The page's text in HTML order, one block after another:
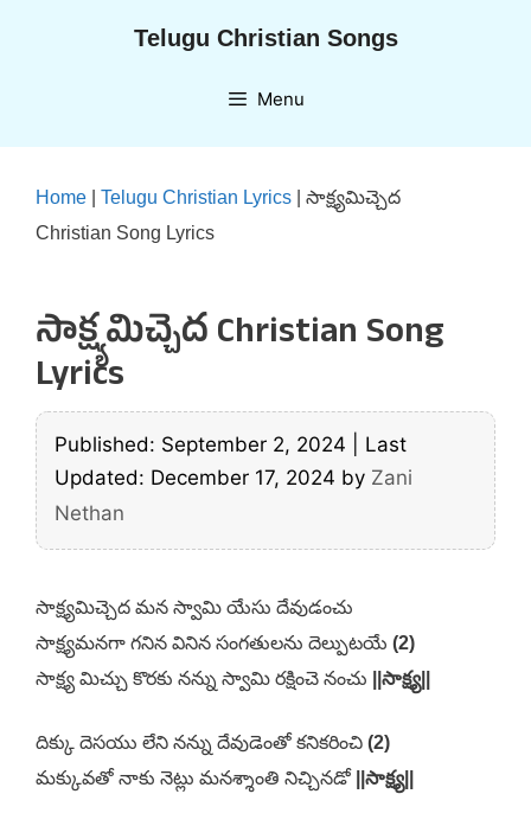
Telugu Christian Songs
Menu
Home Telugu Christian Lyrics
సాక్ష్యమిచ్చెద
Christian Song Lyrics
సాక్ష్యమిచ్చెద Christian Song
Lyrics
Published: September 2, 2024
Last
Updated: December 17, 2024 by Zani
Nethan
సాక్ష్యమిచ్చెద మన స్వామి యేసు దేవుడంచు
సాక్ష్యమనగా గనిన వినిన సంగతులను దెల్పుటయే (2)
సాక్ష్య మిచ్చు కొరకు నన్ను స్వామి రక్షించె నంచు
||సాక్ష్య||
దిక్కు దెసయు లేని నన్ను దేవుడెంతో కనికరించి (2)
మక్కువతో నాకు నెట్లు మనశ్శాంతి నిచ్చినడో
||సాక్ష్య||